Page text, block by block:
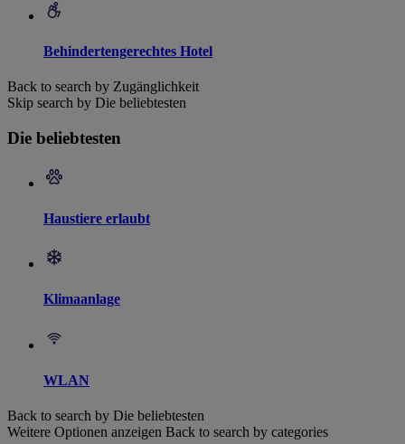
Behindertengerechtes Hotel
Back to search by Zugänglichkeit
Skip search by Die beliebtesten
Die beliebtesten
Haustiere erlaubt
Klimaanlage
WLAN
Back to search by Die beliebtesten
Weitere Optionen anzeigen Back to search by categories